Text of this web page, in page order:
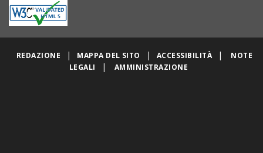
REDAZIONE | MAPPA DEL SITO | ACCESSIBILITÀ |
NOTE
LEGALI
| AMMINISTRAZIONE